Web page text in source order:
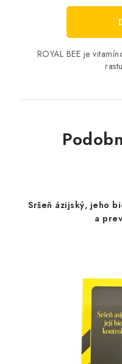
ROYAL BEE je
Sršeň ázijský, jeho
a